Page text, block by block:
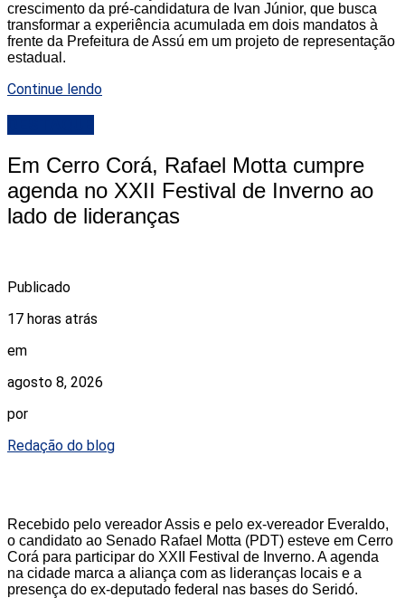
crescimento da pré-candidatura de Ivan Júnior, que busca
transformar a experiência acumulada em dois mandatos à
frente da Prefeitura de Assú em um projeto de representação
estadual.
Continue lendo
Em Cerro Corá, Rafael Motta cumpre
agenda no XXII Festival de Inverno ao
lado de lideranças
Publicado
17 horas atrás
em
agosto 8, 2026
por
Redação do blog
Recebido pelo vereador Assis e pelo ex-vereador Everaldo,
o candidato ao Senado Rafael Motta (PDT) esteve em Cerro
Corá para participar do XXII Festival de Inverno. A agenda
na cidade marca a aliança com as lideranças locais e a
presença do ex-deputado federal nas bases do Seridó.